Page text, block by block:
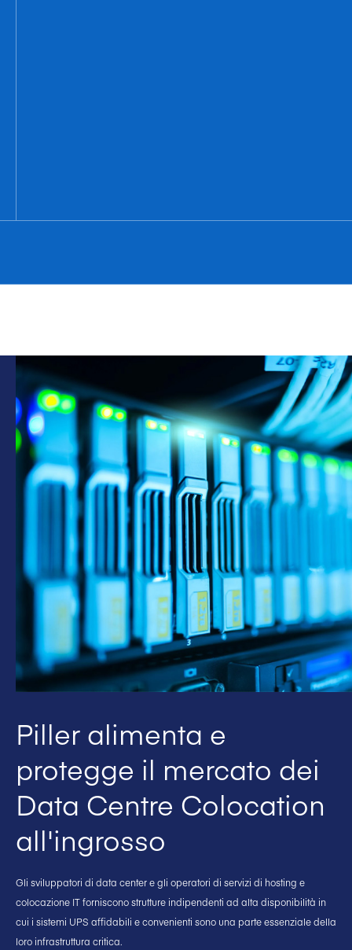
Piller alimenta e
protegge il mercato dei
Data Centre Colocation
all'ingrosso
Gli sviluppatori di data center e gli operatori di servizi di hosting e
colocazione IT forniscono strutture indipendenti ad alta disponibilità in
cui i sistemi UPS affidabili e convenienti sono una parte essenziale della
loro infrastruttura critica.